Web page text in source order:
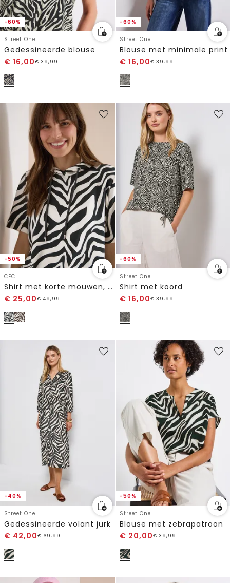
-60%
Street One
Gedessineerde blouse
€ 16,00€39,99
-60%
Street One
Blouse met minimale print
€ 16,00€39,99
-50%
CECIL
Shirt met korte mouwen, capuchon en structuur
€ 25,00€49,99
-60%
Street One
Shirt met koord
€ 16,00€39,99
-40%
Street One
Gedessineerde volant jurk
€ 42,00€69,99
-50%
Street One
Blouse met zebrapatroon
€ 20,00€39,99